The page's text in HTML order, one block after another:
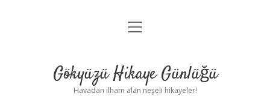
Anasayfa
Yasal Uyarı
menüyü
Gökyüzü Hikaye Günlüğü
Havadan ilham alan neşeli hikayeler!